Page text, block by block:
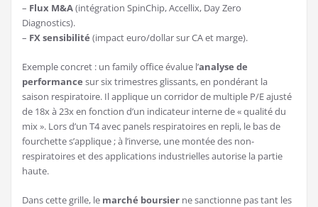
– Flux M&A(intégration SpinChip, Accellix, Day Zero
Diagnostics).
– FX sensibilité (impact euro/dollar sur CA et marge).
Exemple concret : un family office évalue l’analyse de
performance sur six trimestres glissants, en pondérant la
saison respiratoire. Il applique un corridor de multiple P/E ajusté
de 18x à 23x en fonction d’un indicateur interne de « qualité du
mix ». Lors d’un T4 avec panels respiratoires en repli, le bas de
fourchette s’applique ; à l’inverse, une montée des non-
respiratoires et des applications industrielles autorise la partie
haute.
Dans cette grille, le marché boursier ne sanctionne pas tant les